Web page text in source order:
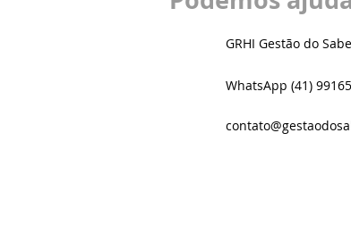
GRHI Gestão do
WhatsApp (41)